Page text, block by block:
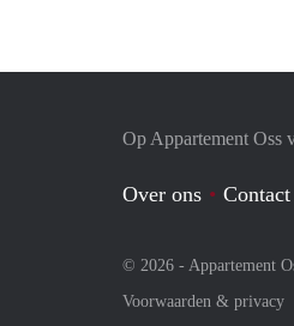
Op Appartement Oss
Over ons Contact
© 2026 - Appartement
Voorwaarden & privacy